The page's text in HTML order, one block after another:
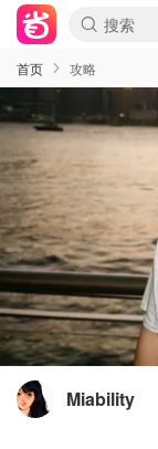
首页 攻略
Miability